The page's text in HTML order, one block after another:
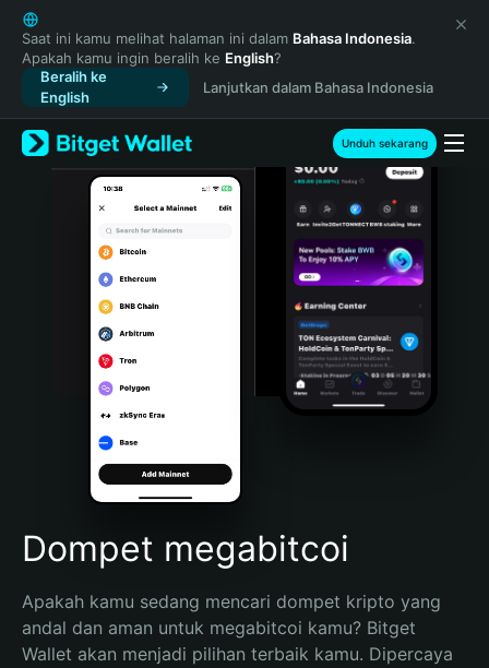
English
日本語
Tiếng Việt
Русский
Español (Latinoamérica)
Türkçe
Italiano
Português (Portugal)
Bahasa Indonesia
Português (Brasil)
Español (Argentina)
Saat ini kamu melihat halaman ini dalam Bahasa Indonesia.
Apakah kamu ingin beralih ke English?
Beralih ke
English
Lanjutkan dalam Bahasa Indonesia
Unduh sekarang
Dompet megabitcoi
Apakah kamu sedang mencari dompet kripto yang
andal dan aman untuk megabitcoi kamu? Bitget
Wallet akan menjadi pilihan terbaik kamu. Dipercaya